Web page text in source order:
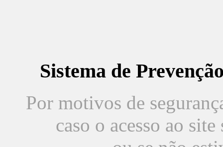
Sistema de
Por motivos de
caso o acesso ao